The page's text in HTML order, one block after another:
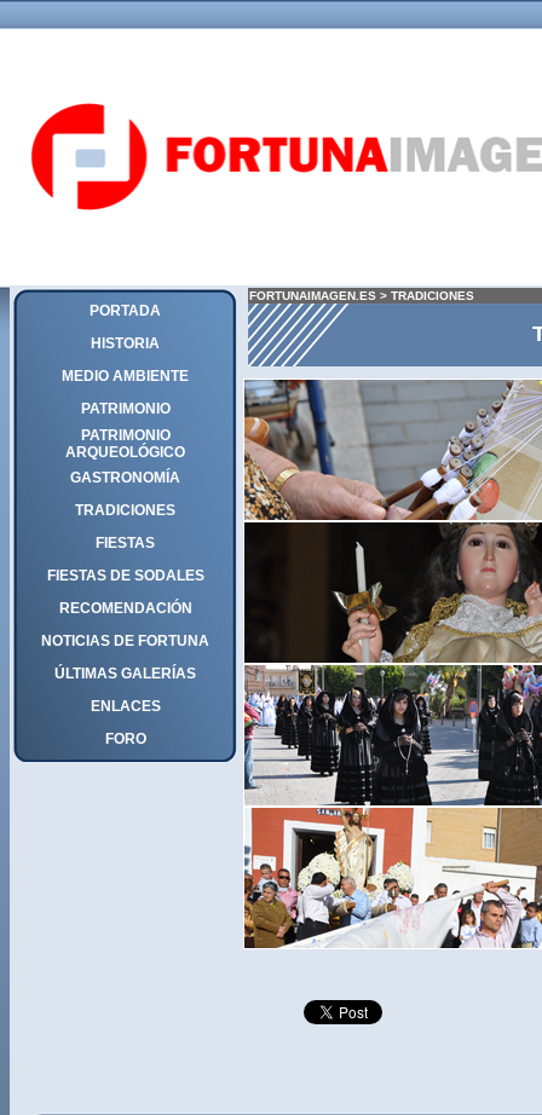
PORTADA
HISTORIA
MEDIO AMBIENTE
PATRIMONIO
PATRIMONIO
ARQUEOLÓGICO
GASTRONOMÍA
TRADICIONES
FIESTAS
FIESTAS DE SODALES
RECOMENDACIÓN
NOTICIAS DE FORTUNA
ÚLTIMAS GALERÍAS
ENLACES
FORO
FORTUNAIMAGEN.ES > TRADICIONES